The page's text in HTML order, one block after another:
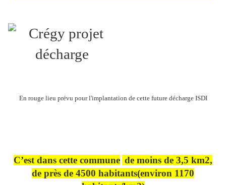
En rouge lieu prévu pour l'implantation de cette future décharge ISDI
C’est dans cette commune de moins de 3,5 km2,
de près de 4500 habitants(environ 1170